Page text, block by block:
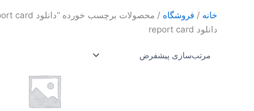
خانه / فروشگاه / محصولات برچسب خورده “دانلود report card”
دانلود report card